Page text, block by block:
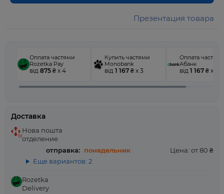
Презентация товара
Оплата частями
Rozetka Pay
від 875 ₴ x 4
Купить частями
Monobank
від 1 167 ₴ x 3
Оплата
Абанк
від 1 167 ₴ x 3
Доставка
Нова пошта
отделение
отправка: понедельник
Цена: от 80 ₴
Еще вариантов: 2
Rozetka
Delivery